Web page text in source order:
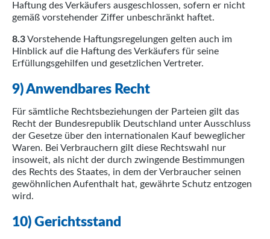
Haftung des Verkäufers ausgeschlossen, sofern er nicht
gemäß vorstehender Ziffer unbeschränkt haftet.
8.3Vorstehende Haftungsregelungen gelten auch im
Hinblick auf die Haftung des Verkäufers für seine
Erfüllungsgehilfen und gesetzlichen Vertreter.
9) Anwendbares Recht
Für sämtliche Rechtsbeziehungen der Parteien gilt das
Recht der Bundesrepublik Deutschland unter Ausschluss
der Gesetze über den internationalen Kauf beweglicher
Waren. Bei Verbrauchern gilt diese Rechtswahl nur
insoweit, als nicht der durch zwingende Bestimmungen
des Rechts des Staates, in dem der Verbraucher seinen
gewöhnlichen Aufenthalt hat, gewährte Schutz entzogen
wird.
10) Gerichtsstand